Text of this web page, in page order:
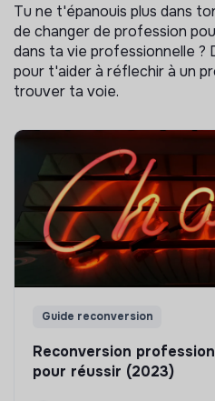
Tu ne t'épanouis plus dans
de changer de profession
dans ta vie professionnelle ?
pour t'aider à réflechir à un
trouver ta voie.
Guide reconversion
Reconversion
pour réussir (2023)